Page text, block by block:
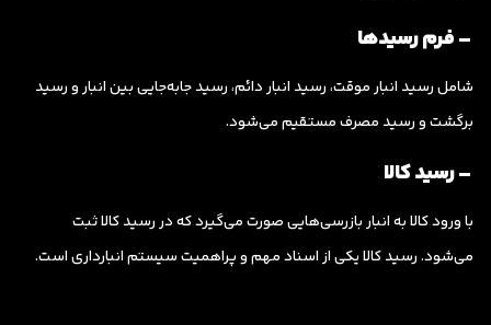
– فرم رسیدها
شامل رسید انبار موقت، رسید انبار دائم، رسید جابه‌جایی بین انبار و رسید
برگشت و رسید مصرف مستقیم می‌شود.
– رسید کالا
با ورود کالا به انبار بازرسی‌هایی صورت می‌گیرد که در رسید کالا ثبت
می‌شود. رسید کالا یکی از اسناد مهم و پراهمیت سیستم انبارداری است.